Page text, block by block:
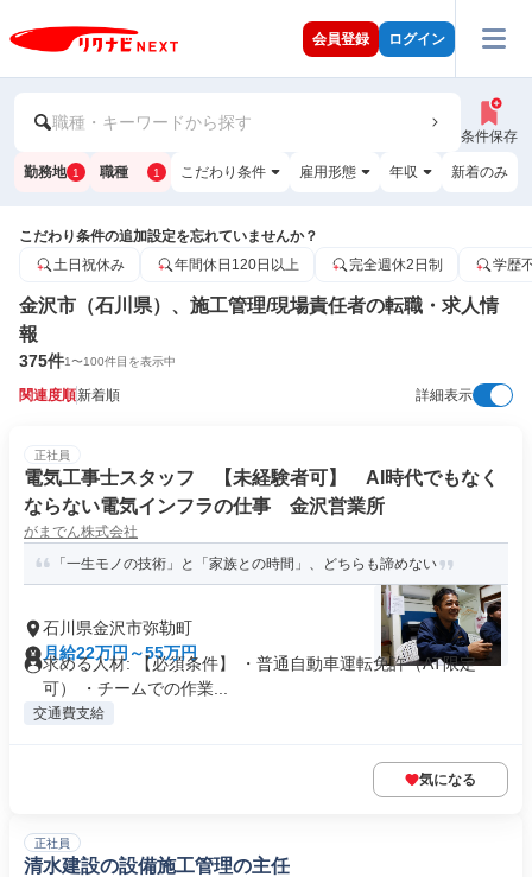
会員登録 ログイン
職種・キーワードから探す
条件保存
勤務地 1 職種 1 こだわり条件 雇用形態 年収 新着のみ
こだわり条件の追加設定を忘れていませんか？
土日祝休み
年間休日120日以上 完全週休2日制 学歴
金沢市（石川県）、施工管理/現場責任者の転職・求人情
報
375件1〜100件目を表示中
関連度順新着順 詳細表示
正社員
電気工事士スタッフ 【未経験者可】 AI時代でもなく
ならない電気インフラの仕事 金沢営業所
がまでん株式会社
「一生モノの技術」と「家族との時間」、どちらも諦めない
石川県金沢市弥勒町
月給22万円～55万円
求める人材: 【必須条件】 ・普通自動車運転免許（AT限定
可） ・チームでの作業...
交通費支給
気になる
正社員
清水建設の設備施工管理の主任